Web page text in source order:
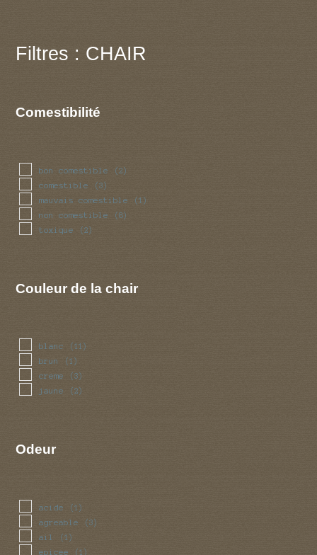
Filtres : CHAIR
Comestibilité
bon comestible (2)
comestible (3)
mauvais comestible (1)
non comestible (8)
toxique (2)
Couleur de la chair
blanc (11)
brun (1)
creme (3)
jaune (2)
Odeur
acide (1)
agreable (3)
ail (1)
epicee (1)